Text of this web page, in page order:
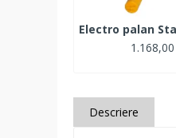
Electro palan
Descriere